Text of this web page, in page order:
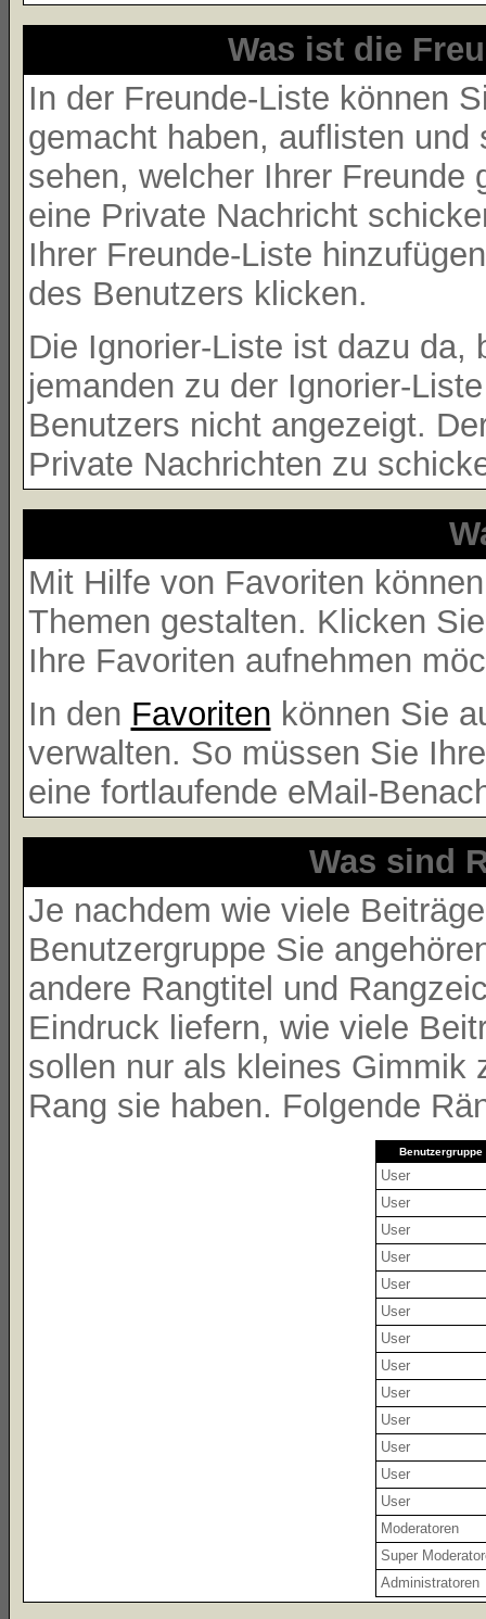
Was ist die
In der Freunde-Liste können
gemacht haben, auflisten
sehen, welcher Ihrer Freunde
eine Private Nachricht
Ihrer Freunde-Liste
des Benutzers klicken.
Die Ignorier-Liste ist dazu da,
jemanden zu der Ignorier-
Benutzers nicht angezeigt.
Private Nachrichten zu
Mit Hilfe von Favoriten
Themen gestalten. Klicken
Ihre Favoriten aufnehmen
In den Favoriten können Sie
verwalten. So müssen Sie
eine fortlaufende eMail-
Was sind
Je nachdem wie viele
Benutzergruppe Sie
andere Rangtitel und
Eindruck liefern, wie viele
sollen nur als kleines Gimmik
Rang sie haben. Folgende
Benutzergruppe
User
User
User
User
User
User
User
User
User
User
User
User
User
Moderatoren
Super
Administratoren